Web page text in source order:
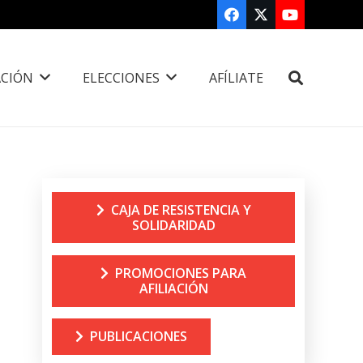
ELECCIONES AFÍLIATE
CAJA DE RESISTENCIA Y
SOLIDARIDAD
PROMOCIONES PARA
AFILIACIÓN
PUBLICACIONES